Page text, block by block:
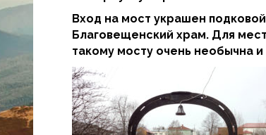
Вход на мост украшен
Благовещенский храм. Для
такому мосту очень необычна